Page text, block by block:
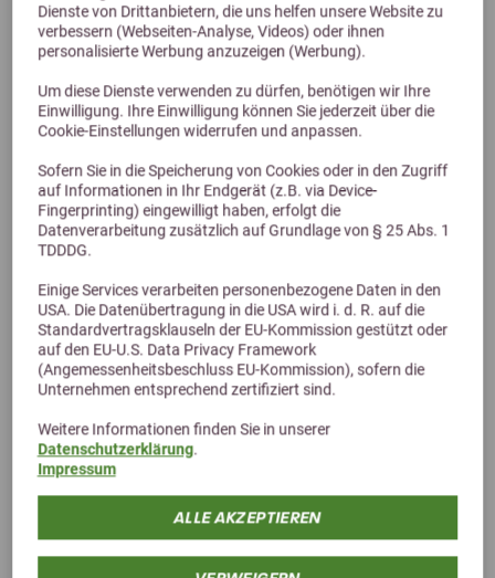
Dienste von Drittanbietern, die uns helfen unsere Website zu
verbessern (Webseiten-Analyse, Videos) oder ihnen
personalisierte Werbung anzuzeigen (Werbung).
Um diese Dienste verwenden zu dürfen, benötigen wir Ihre
Einwilligung. Ihre Einwilligung können Sie jederzeit über die
Cookie-Einstellungen widerrufen und anpassen.
Sofern Sie in die Speicherung von Cookies oder in den Zugriff
auf Informationen in Ihr Endgerät (z.B. via Device-
Fingerprinting) eingewilligt haben, erfolgt die
Datenverarbeitung zusätzlich auf Grundlage von § 25 Abs. 1
TDDDG.
Einige Services verarbeiten personenbezogene Daten in den
USA. Die Datenübertragung in die USA wird i. d. R. auf die
Standardvertragsklauseln der EU-Kommission gestützt oder
auf den EU-U.S. Data Privacy Framework
(Angemessenheitsbeschluss EU-Kommission), sofern die
Unternehmen entsprechend zertifiziert sind.
Weitere Informationen finden Sie in unserer
Datenschutzerklärung.
Impressum
ALLE AKZEPTIEREN
5,0 (2 Bewertungen)
40,70 €
Alternative Produkte